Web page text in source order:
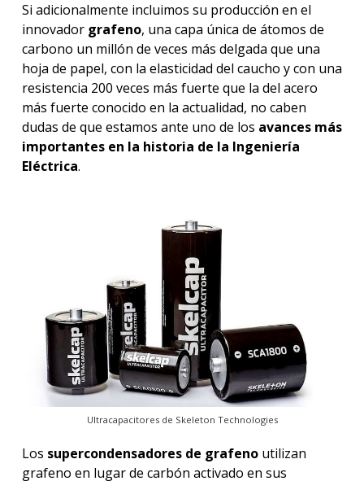
Si adicionalmente incluimos su producción en el
innovador grafeno, una capa única de átomos de
carbono un millón de veces más delgada que una
hoja de papel, con la elasticidad del caucho y con una
resistencia 200 veces más fuerte que la del acero
más fuerte conocido en la actualidad, no caben
dudas de que estamos ante uno de los avances más
importantes en la historia de la Ingeniería
Eléctrica.
Ultracapacitores de Skeleton Technologies
Los supercondensadores de grafenoutilizan
grafeno en lugar de carbón activado en sus